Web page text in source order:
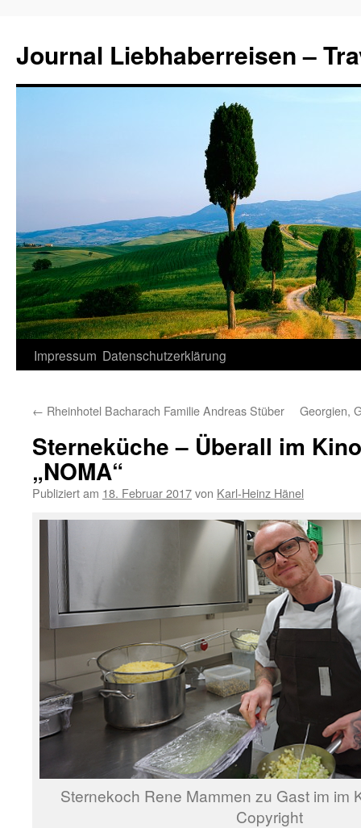
Journal Liebhaberreisen –
Zum
springen
Impressum Datenschutzerklärung
← Rheinhotel Bacharach Familie Andreas Stüber Georgien,
Sterneküche – Überall im
„NOMA“
Publiziert am 18. Februar 2017von Karl-Heinz Hänel
Sternekoch Rene Mammen zu Gast im im
Copyright